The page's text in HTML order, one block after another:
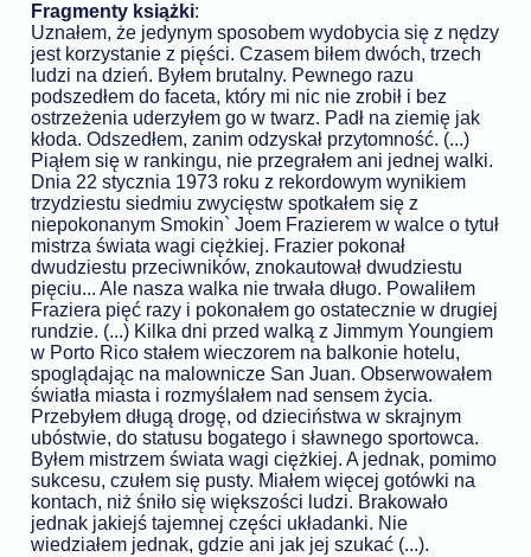
Fragmenty książki:
Uznałem, że jedynym sposobem wydobycia się z nędzy
jest korzystanie z pięści. Czasem biłem dwóch, trzech
ludzi na dzień. Byłem brutalny. Pewnego razu
podszedłem do faceta, który mi nic nie zrobił i bez
ostrzeżenia uderzyłem go w twarz. Padł na ziemię jak
kłoda. Odszedłem, zanim odzyskał przytomność. (...)
Piąłem się w rankingu, nie przegrałem ani jednej walki.
Dnia 22 stycznia 1973 roku z rekordowym wynikiem
trzydziestu siedmiu zwycięstw spotkałem się z
niepokonanym Smokin` Joem Frazierem w walce o tytuł
mistrza świata wagi ciężkiej. Frazier pokonał
dwudziestu przeciwników, znokautował dwudziestu
pięciu... Ale nasza walka nie trwała długo. Powaliłem
Fraziera pięć razy i pokonałem go ostatecznie w drugiej
rundzie. (...) Kilka dni przed walką z Jimmym Youngiem
w Porto Rico stałem wieczorem na balkonie hotelu,
spoglądając na malownicze San Juan. Obserwowałem
światła miasta i rozmyślałem nad sensem życia.
Przebyłem długą drogę, od dzieciństwa w skrajnym
ubóstwie, do statusu bogatego i sławnego sportowca.
Byłem mistrzem świata wagi ciężkiej. A jednak, pomimo
sukcesu, czułem się pusty. Miałem więcej gotówki na
kontach, niż śniło się większości ludzi. Brakowało
jednak jakiejś tajemnej części układanki. Nie
wiedziałem jednak, gdzie ani jak jej szukać (...).